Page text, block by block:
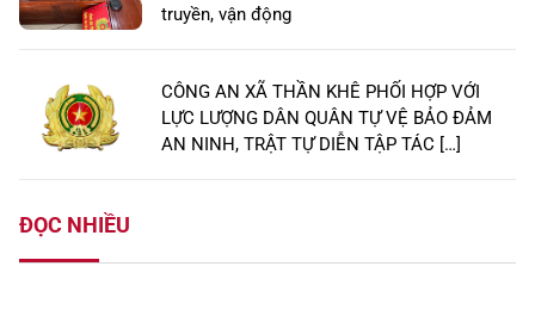
truyền, vận động
CÔNG AN XÃ THẦN KHÊ PHỐI HỢP VỚI
LỰC LƯỢNG DÂN QUÂN TỰ VỆ BẢO ĐẢM
AN NINH, TRẬT TỰ DIỄN TẬP TÁC […]
ĐỌC NHIỀU